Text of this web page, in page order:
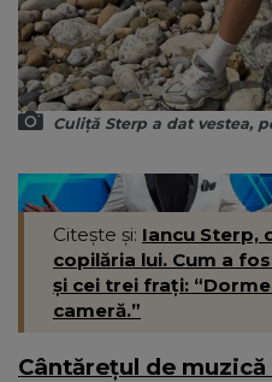
Culiță Sterp a dat vestea,
Citește și: Iancu Sterp,
copilăria lui. Cum a
și cei trei frați:
cameră.”
Cântărețul de